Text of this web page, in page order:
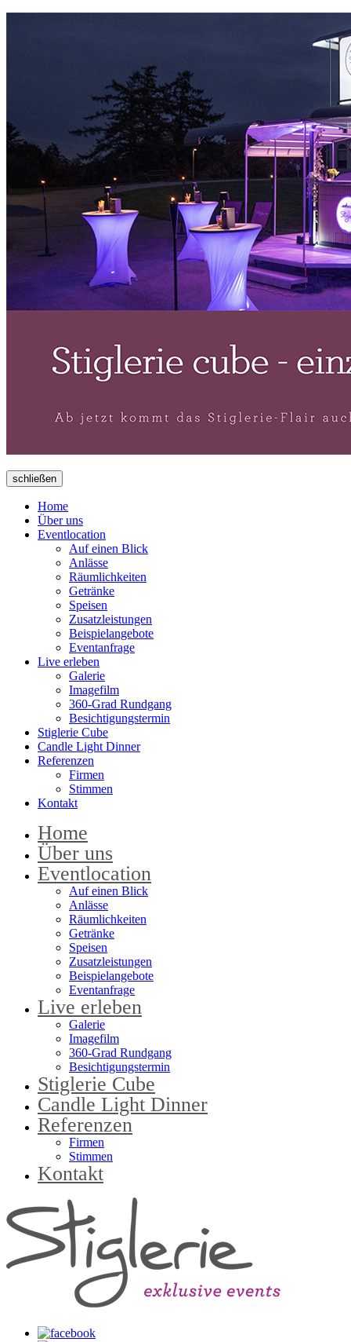
schließen
Home
Über uns
Eventlocation
Auf einen Blick
Anlässe
Räumlichkeiten
Getränke
Speisen
Zusatzleistungen
Beispielangebote
Eventanfrage
Live erleben
Galerie
Imagefilm
360-Grad Rundgang
Besichtigungstermin
Stiglerie Cube
Candle Light Dinner
Referenzen
Firmen
Stimmen
Kontakt
Home
Über uns
Eventlocation
Auf einen Blick
Anlässe
Räumlichkeiten
Getränke
Speisen
Zusatzleistungen
Beispielangebote
Eventanfrage
Live erleben
Galerie
Imagefilm
360-Grad Rundgang
Besichtigungstermin
Stiglerie Cube
Candle Light Dinner
Referenzen
Firmen
Stimmen
Kontakt